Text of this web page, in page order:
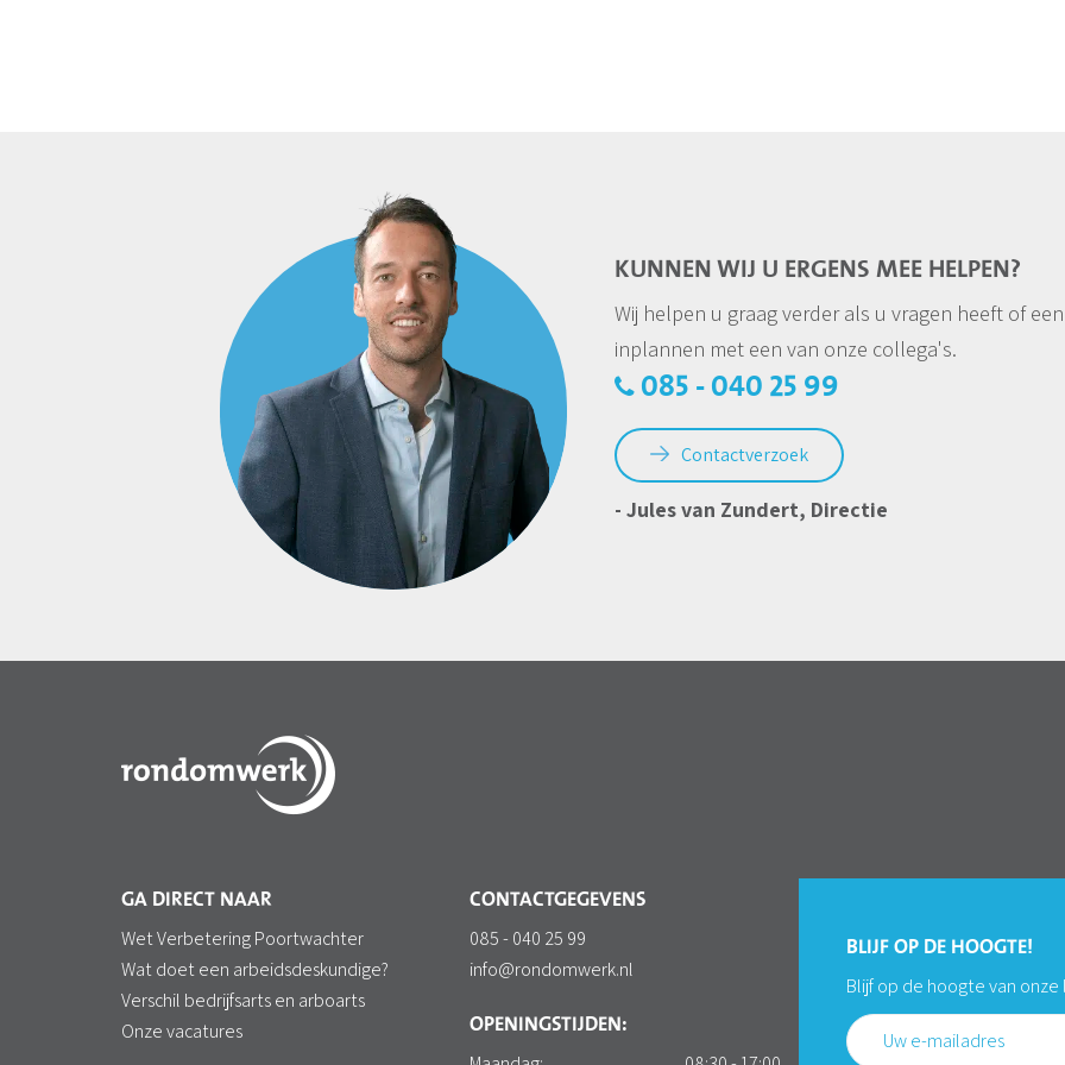
KUNNEN WIJ U ERGENS MEE HELPEN?
Wij helpen u graag verder als u vragen heeft of
inplannen met een van onze collega's.
085 - 040 25 99
Contactverzoek
- Jules van Zundert, Directie
GA DIRECT NAAR
Wet Verbetering Poortwachter
Wat doet een arbeidsdeskundige?
Verschil bedrijfsarts en arboarts
Onze vacatures
CONTACTGEGEVENS
085 - 040 25 99
info@rondomwerk.nl
OPENINGSTIJDEN:
BLIJF OP DE HOOGTE!
Blijf op de hoogte van